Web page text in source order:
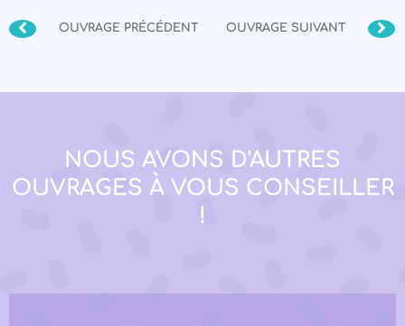
OUVRAGE PRÉCÉDENT OUVRAGE SUIVANT
NOUS AVONS D'AUTRES
OUVRAGES À VOUS CONSEILLER
!